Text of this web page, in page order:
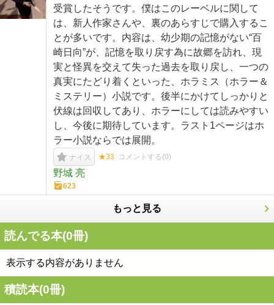
受賞したそうです。僕はこのレーベルに関して
は、新人作家さんや、裏のあらすじで購入するこ
とが多いです。内容は、幼少期の記憶がない“百
崎日向”が、記憶を取り戻す為に故郷を訪れ、現
実と怪異を交えて失った過去を取り戻し、一つの
真実にたどり着くといった、ホラミス（ホラー＆
ミステリー）小説です。後半にかけてしっかりと
伏線は回収してあり、ホラーにしては読みやすい
し、今後に期待しています。ラスト1ページはホ
ラー小説ならでは展開。
ナイス ★33 コメントする(0)
野城 亮
623
もっと見る
読んでる本(0冊)
表示する内容がありません
積読本(0冊)